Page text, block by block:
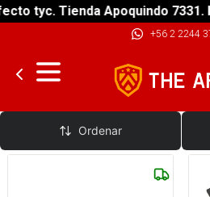
tyc. Tienda Apoquindo 7331.
+56 2 2244
Accesorios
Ordenar